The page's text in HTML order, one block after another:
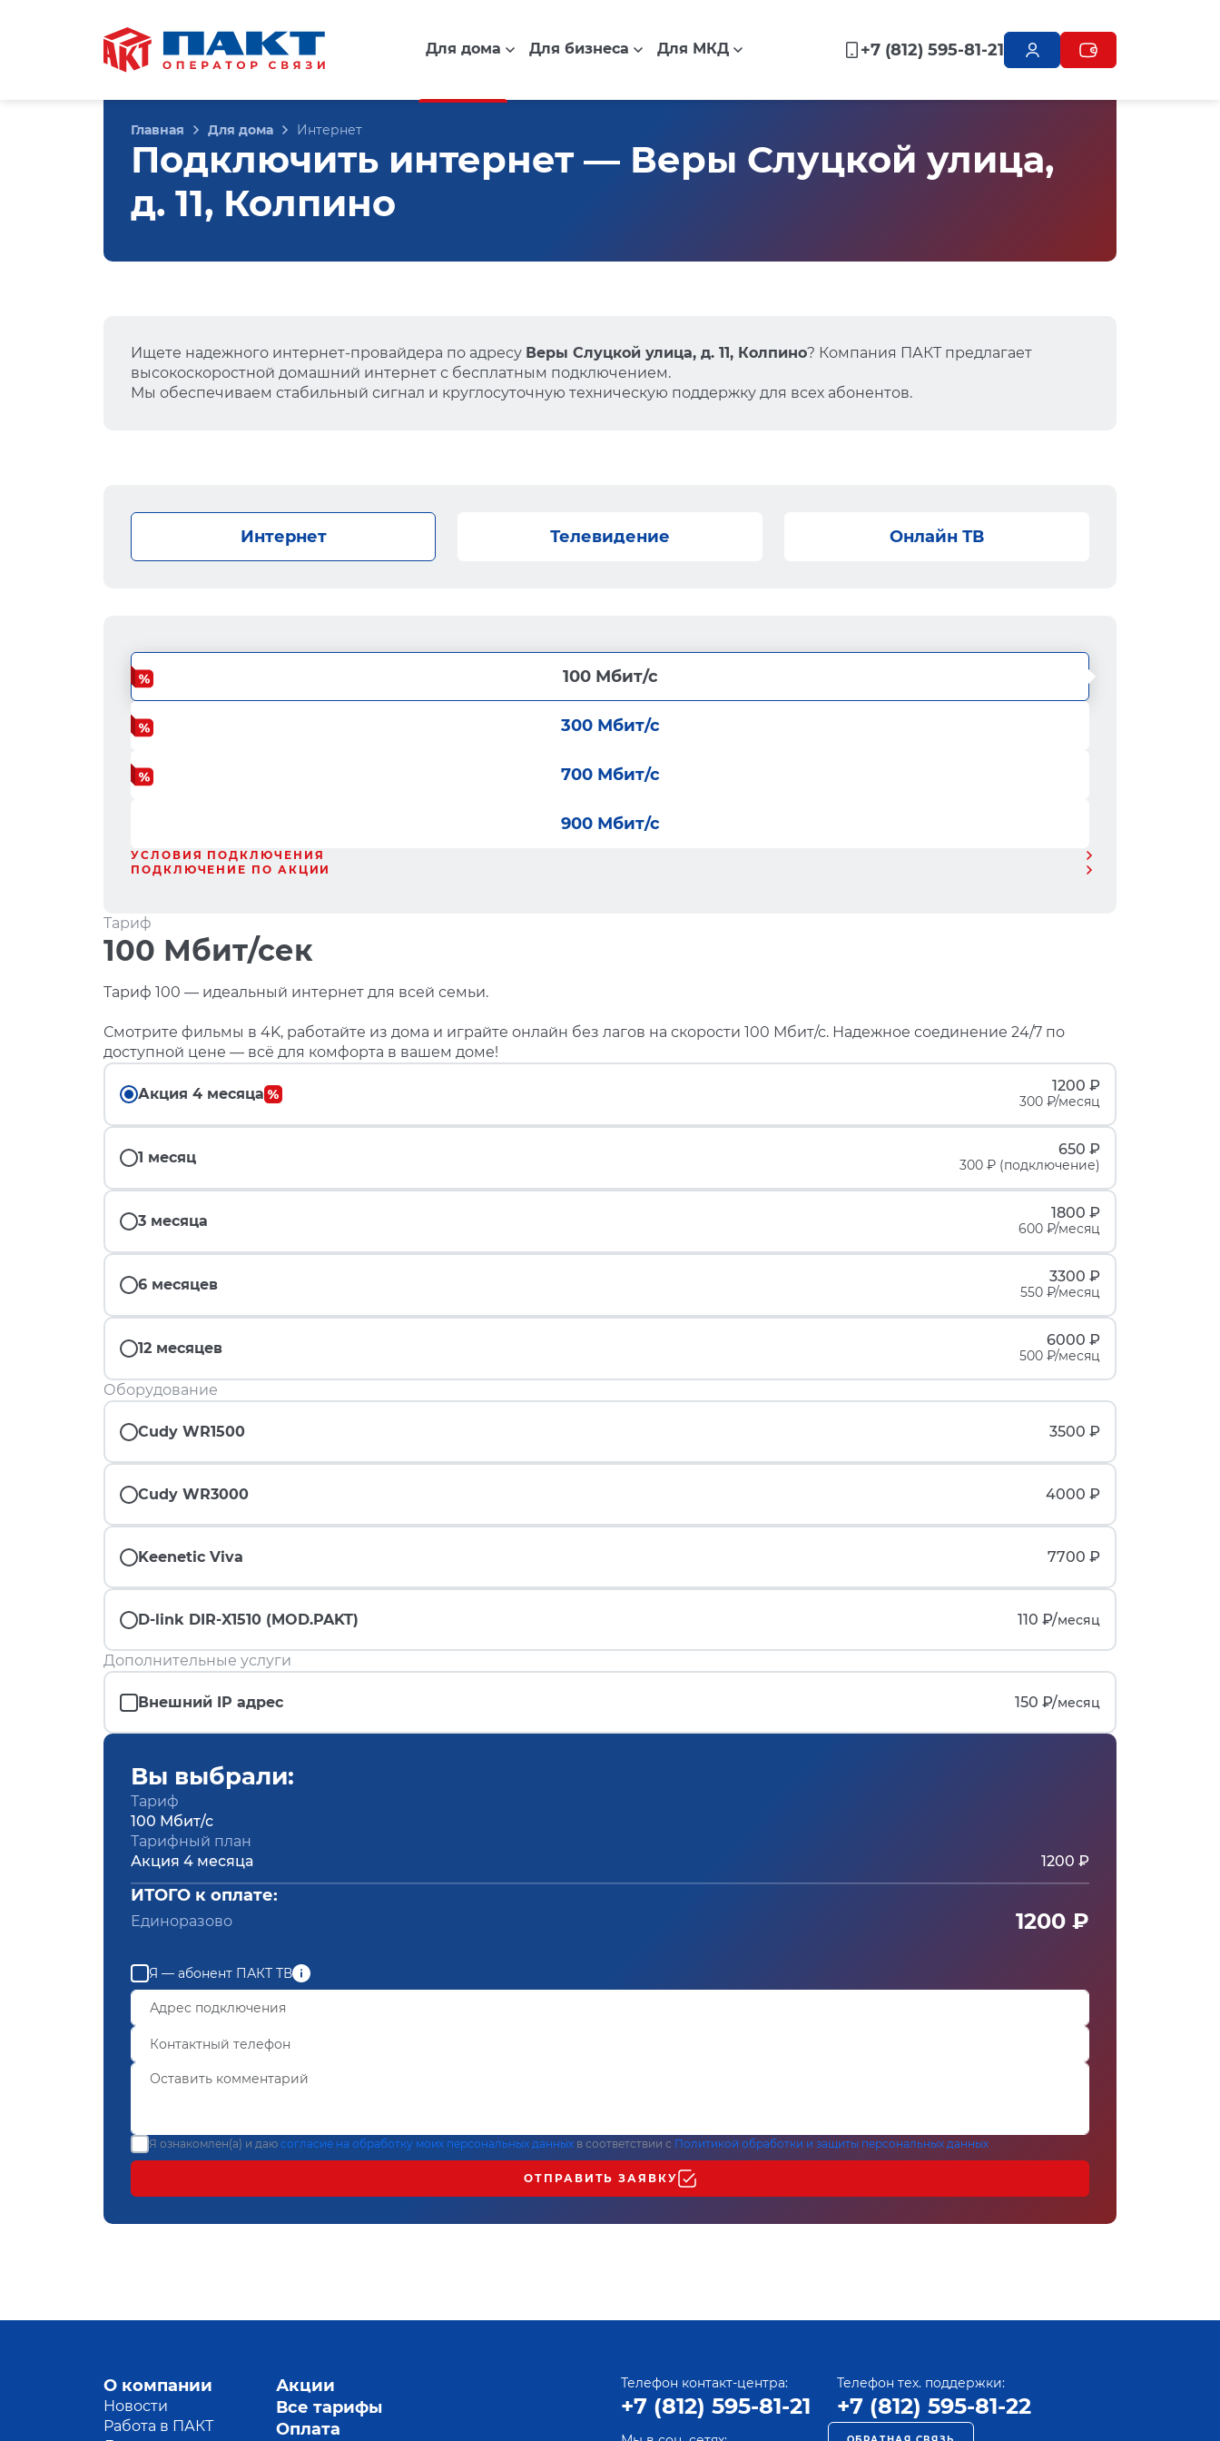
Для дома Для бизнеса Для МКД +7 (812) 595-81-21
Главная Для дома Интернет
Подключить интернет — Веры Слуцкой улица,
д. 11, Колпино
Ищете надежного интернет-провайдера по адресу Веры Слуцкой улица, д. 11, Колпино? Компания ПАКТ предлагает
высокоскоростной домашний интернет с бесплатным подключением.
Мы обеспечиваем стабильный сигнал и круглосуточную техническую поддержку для всех абонентов.
Интернет Телевидение Онлайн ТВ
100 Мбит/с
300 Мбит/с
700 Мбит/с
900 Мбит/с
УСЛОВИЯ ПОДКЛЮЧЕНИЯ
ПОДКЛЮЧЕНИЕ ПО АКЦИИ
Тариф
100 Мбит/сек
Тариф 100 — идеальный интернет для всей семьи.
Смотрите фильмы в 4K, работайте из дома и играйте онлайн без лагов на скорости 100 Мбит/с. Надежное соединение 24/7 по
доступной цене — всё для комфорта в вашем доме!
Акция 4 месяца 1200 ₽
300 ₽/месяц
1 месяц 650 ₽
300 ₽ (подключение)
3 месяца 1800 ₽
600 ₽/месяц
6 месяцев 3300 ₽
550 ₽/месяц
12 месяцев 6000 ₽
500 ₽/месяц
Оборудование
Cudy WR1500 3500 ₽
Cudy WR3000 4000 ₽
Keenetic Viva 7700 ₽
D-link DIR-X1510 (MOD.PAKT) 110 ₽/месяц
Дополнительные услуги
Внешний IP адрес 150 ₽/месяц
Вы выбрали:
Тариф
100 Мбит/с
Тарифный план
Акция 4 месяца
1200 ₽
ИТОГО к оплате:
Единоразово 1200 ₽
Я — абонент ПАКТ ТВ
Я ознакомлен(а) и даю согласие на обработку моих персональных данных в соответствии с Политикой обработки и защиты персональных данных
ОТПРАВИТЬ ЗАЯВКУ
О компании
Новости
Работа в ПАКТ
Акции
Все тарифы
Оплата
Телефон контакт-центра:
+7 (812) 595-81-21
Телефон тех. поддержки:
+7 (812) 595-81-22